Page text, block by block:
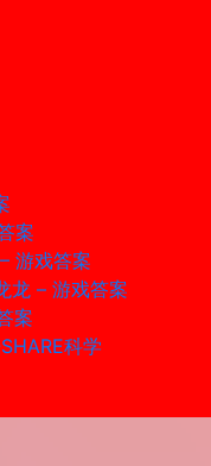
案
游戏答案
龙 – 游戏答案
案
科学